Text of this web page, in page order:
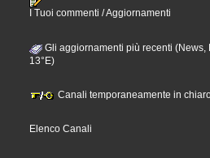
I Tuoi commenti / Aggiornamenti
Gli aggiornamenti più recenti (News,
13°E)
Canali temporaneamente in
Elenco Canali